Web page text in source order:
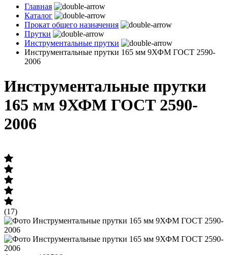
Главная
Каталог
Прокат общего назначения
Прутки
Инструментальные прутки
Инструментальные прутки 165 мм 9ХФМ ГОСТ 2590-
2006
Инструментальные прутки
165 мм 9ХФМ ГОСТ 2590-
2006
(17)